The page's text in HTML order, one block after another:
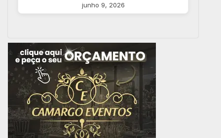
junho 9, 2026